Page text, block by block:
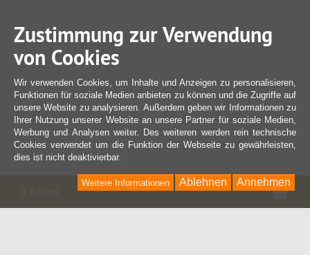
Zustimmung zur Verwendung
von Cookies
Wir verwenden Cookies, um Inhalte und Anzeigen zu personalisieren,
Funktionen für soziale Medien anbieten zu können und die Zugriffe auf
unsere Website zu analysieren. Außerdem geben wir Informationen zu
Ihrer Nutzung unserer Website an unsere Partner für soziale Medien,
Werbung und Analysen weiter. Des weiteren werden rein technische
Cookies verwendet um die Funktion der Webseite zu gewährleisten,
dies ist nicht deaktivierbar.
Annehmen
Ablehnen
Weitere Informationen